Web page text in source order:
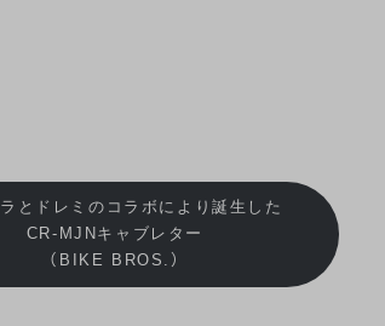
とドレミのコラボにより誕生した
CR-MJNキャブレター
（BIKE BROS.）